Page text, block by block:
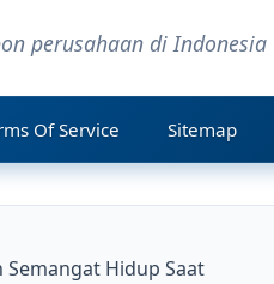
perusahaan di Indonesia
Of Service Sitemap
Hidup Saat